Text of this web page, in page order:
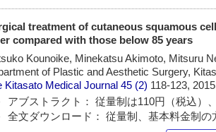
treatment of cutaneous squamous
compared with those below 85 years
Kounoike, Minekatsu Akimoto, Mitsuru
of Plastic and Aesthetic Surgery,
Kitasato Medical Journal 45 (2) 118-123,
アブストラクト： 従量制は110円（税込）
全文ダウンロード： 従量制、基本料金制の